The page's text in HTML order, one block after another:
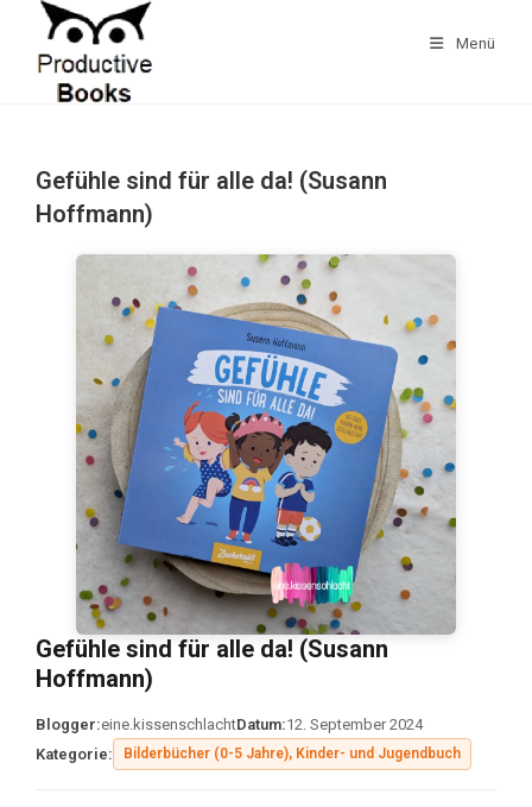
springen
Menü
Gefühle sind für alle da! (Susann
Hoffmann)
Gefühle sind für alle da! (Susann
Hoffmann)
Blogger:eine.kissenschlachtDatum:12. September 2024
Kategorie:
Bilderbücher (0-5 Jahre), Kinder- und Jugendbuch